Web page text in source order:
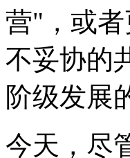
营"，或
不妥协的
阶级发展
今天，尽